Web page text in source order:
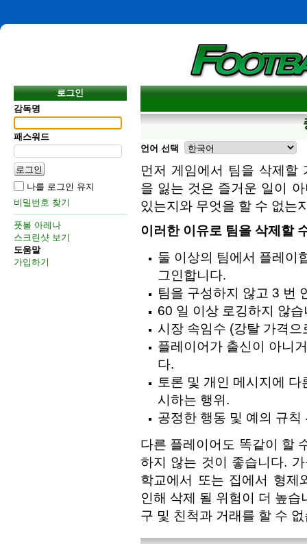
로그인
감독명
패스워드
나를 로그인 유지
비밀번호 찾기
풋볼 아레나
스크린샷 보기
도움말
가입하기
언어 선택
먼저 게임에서 팀을 삭제할
을 잃는 것은 즐거운 일이
있는지와 무엇을 할 수 없는
이러한 이유로 팀을 삭제할
둘 이상의 팀에서 플레이
그인합니다.
팀을 구성하지 않고 3 번
60 일 이상 로깅하지 않습
시장 속임수 (강탈 가격으
플레이어가 출신이 아니
다.
토론 및 개인 메시지에
시하는 행위.
공정한 행동 및 예의 규칙
다른 플레이어도 똑같이 할
하지 않는 것이 좋습니다.
학교에서 또는 집에서 형제
인해 삭제 될 위험이 더 높
구 및 친척과 거래를 할 수